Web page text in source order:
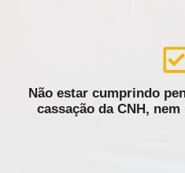
Não estar cumprindo
cassação da CNH,